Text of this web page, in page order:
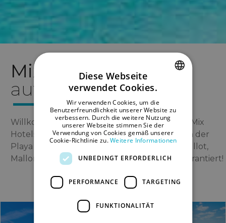
Mix
hotels
auf Mallorca
Willkommen auf der offiziellen Website von Mix
Hotels, wo Sie unsere fantastischen Hotels an der
Playa de Palma, el Arenal und Cala Moreia, S'Illot,
Mallorca, entdecken können. Bester Preis garantiert!
SPANISH
ENGLISH
GERMAN
Diese Webseite
verwendet Cookies.
Wir verwenden Cookies, um die
Benutzerfreundlichkeit unserer Website zu
verbessern. Durch die weitere Nutzung
unserer Webseite stimmen Sie der
Verwendung von Cookies gemäß unserer
Cookie-Richtlinie zu.Weitere Informationen
UNBEDINGT ERFORDERLICH
PERFORMANCE TARGETING
FUNKTIONALITÄT